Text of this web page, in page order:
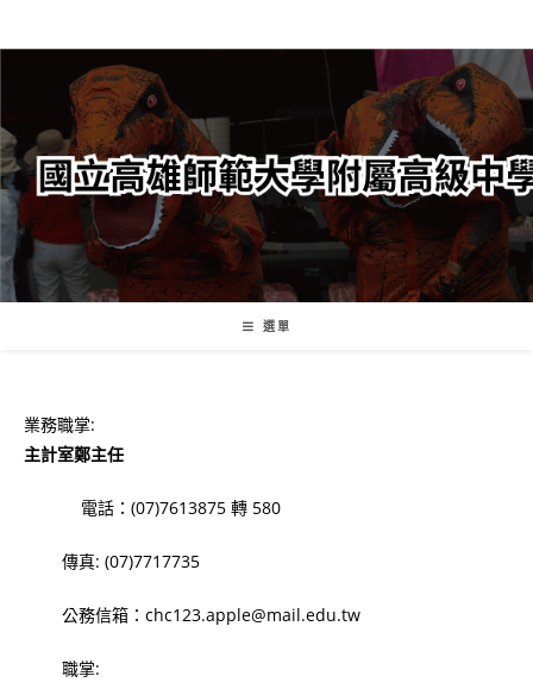
轉
要
內
容
選單
業務職掌:
主計室鄭主任
電話：(07)7613875 轉 580
傳真: (07)7717735
公務信箱：chc123.apple@mail.edu.tw
職掌: